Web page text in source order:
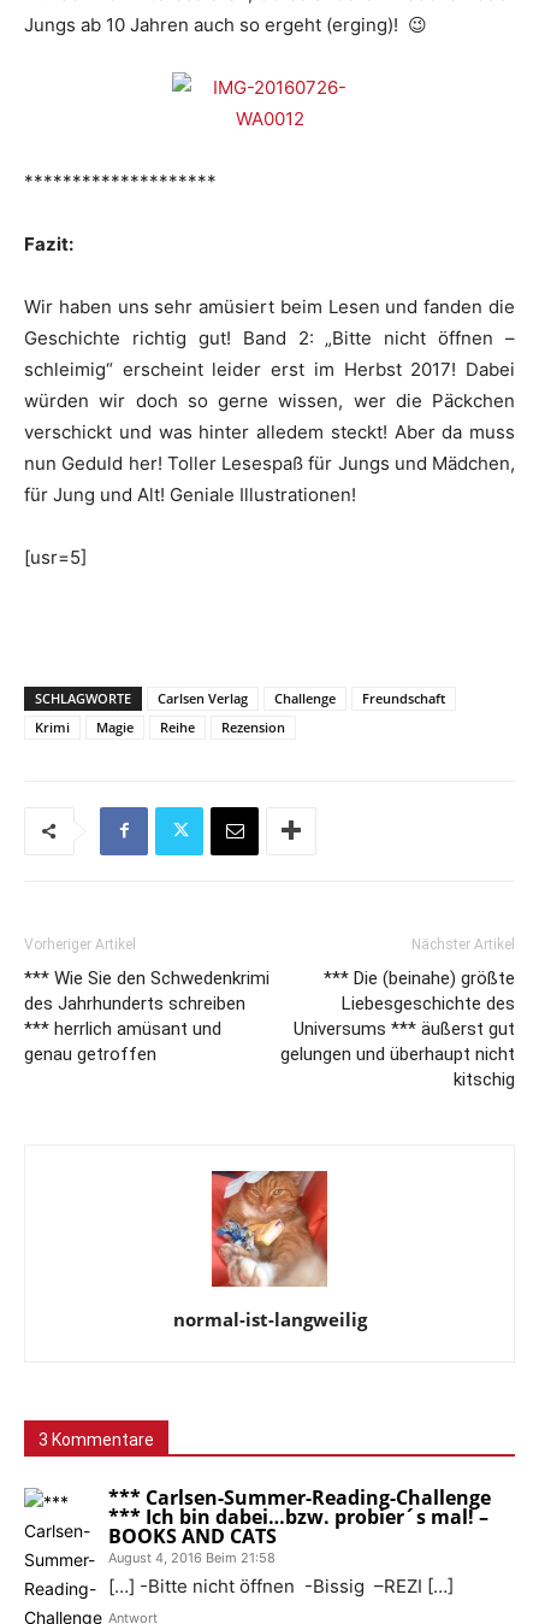
Jungs ab 10 Jahren auch so ergeht (erging)! 😉
********************
Fazit:
Wir haben uns sehr amüsiert beim Lesen und fanden die
Geschichte richtig gut! Band 2: „Bitte nicht öffnen –
schleimig“ erscheint leider erst im Herbst 2017! Dabei
würden wir doch so gerne wissen, wer die Päckchen
verschickt und was hinter alledem steckt! Aber da muss
nun Geduld her! Toller Lesespaß für Jungs und Mädchen,
für Jung und Alt! Geniale Illustrationen!
[usr=5]
SCHLAGWORTE Carlsen Verlag Challenge
Freundschaft
Krimi
Magie Reihe Rezension
Vorheriger Artikel
*** Wie Sie den Schwedenkrimi
des Jahrhunderts schreiben
*** herrlich amüsant und
genau getroffen
Nächster Artikel
*** Die (beinahe) größte
Liebesgeschichte des
Universums *** äußerst gut
gelungen und überhaupt nicht
kitschig
normal-ist-langweilig
3 Kommentare
*** Carlsen-Summer-Reading-Challenge
*** Ich bin dabei…bzw. probier´s mal! –
BOOKS AND CATS
August 4, 2016 Beim 21:58
[…] -Bitte nicht öffnen -Bissig –REZI […]
Antwort